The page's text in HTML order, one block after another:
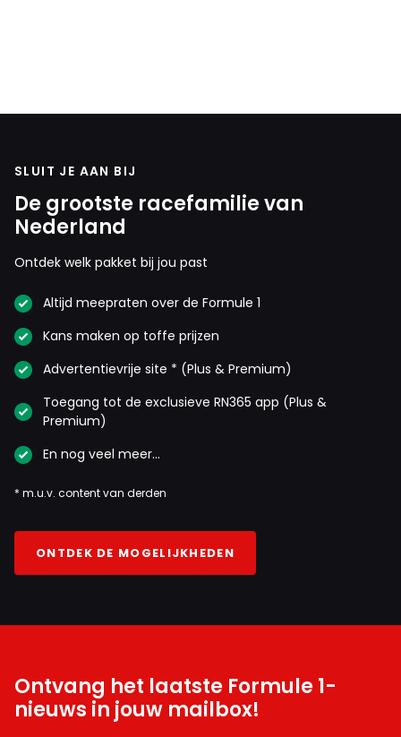
SLUIT JE AAN BIJ
De grootste racefamilie van
Nederland
Ontdek welk pakket bij jou past
Altijd meepraten over de Formule 1
Kans maken op toffe prijzen
Advertentievrije site * (Plus & Premium)
Toegang tot de exclusieve RN365 app (Plus &
Premium)
En nog veel meer…
* m.u.v. content van derden
ONTDEK DE MOGELIJKHEDEN
Ontvang het laatste Formule 1-
nieuws in jouw mailbox!